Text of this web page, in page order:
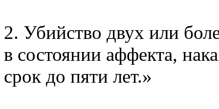
2. Убийство двух или
в состоянии аффекта,
срок до пяти лет.»